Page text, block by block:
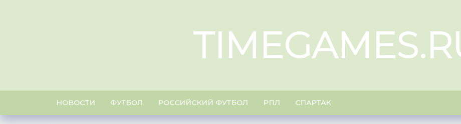
НОВОСТИ ФУТБОЛ РОССИЙСКИЙ ФУТБОЛ РПЛ СПАРТАК